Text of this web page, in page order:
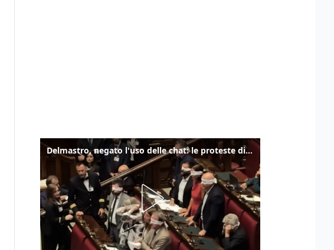
Delmastro, negato l'uso delle chat: le proteste di Avs e M5s